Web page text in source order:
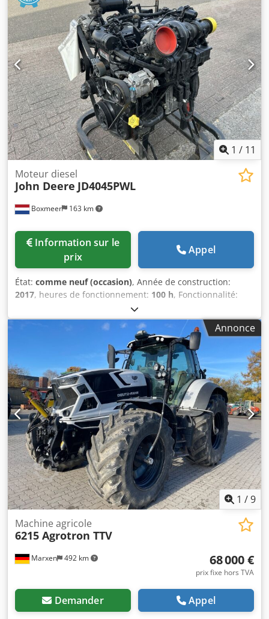
utile : 12 960 kg Empattement : 4 300 mm Benne fixe : 5
370 x 2 550 mm – Hauteur des ridelles : 800 mm Grue PK
32080 D – 5 rallonges Dodpfxjwdxadj Aiiokr
Radiocommande Camion climatisé
1 / 11
Boxmeer 163 km
Moteur diesel
John Deere JD4045PWL
prix
Appel
État: comme neuf (occasion), Année de construction:
2017, heures de fonctionnement: 100 h, Fonctionnalité:
102 kW (138,68 ch)
carburant:diesel, nombre de cylindres:4, poids total:555
, type de refroidissement: eau, Marque : John Deere
Modèle : JD4045PWL Dkjdpfxeytf Rme Aiier Année de
fabrication : 2017 Numéro de série : CD4045U040324
Puissance (kW) : 102 Modèle de moteur : Turbo Stage III
Carburant : Diesel Dimensions LxLxH (mm) : 880 x 750 x
1070 Poids (kg) env. : 555 Quantité en stock : 1 Fabriqué en
: France Commentaires : Moteur pour engins de chantier,
adapté pour chariot télescopique Manitou MLT840/1040
Annonce
1 /9
Marxen 492 km
Machine agricole
6215 Agrotron TTV
68 000 €
prix fixe hors TVA
Demander Appel